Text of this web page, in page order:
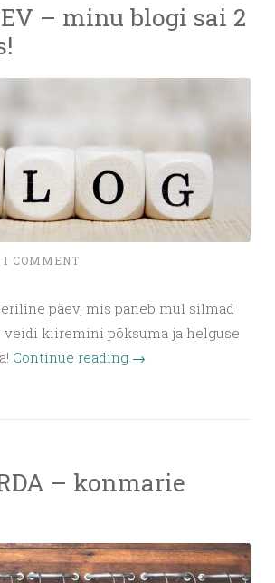
– minu blogi sai 2
1 COMMENT
päev, mis paneb mul silmad
veidi kiiremini põksuma ja helguse
Continue reading →
– konmarie